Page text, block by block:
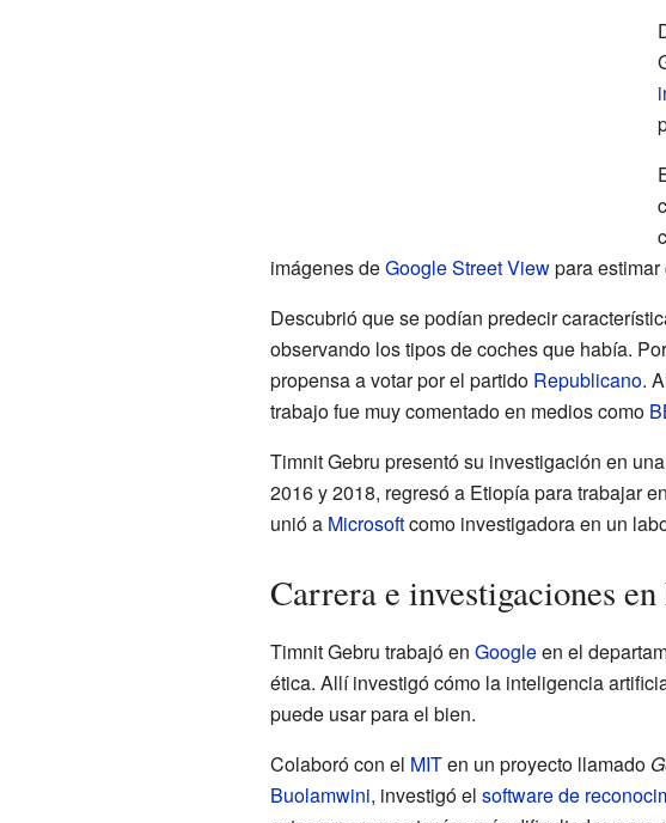
imágenes deGoogle Street Viewpara estimar
Descubrió que se podían predecir
observando los tipos de coches que había.
propensa a votar por el partido Republicano.
trabajo fue muy comentado en medios como
Timnit Gebru presentó su investigación en
2016 y 2018, regresó a Etiopía para trabajar
unió a Microsoftcomo investigadora en un
Carrera e investigaciones
Timnit Gebru trabajó en Googleen el
ética. Allí investigó cómo la inteligencia
puede usar para el bien.
Colaboró con el MITen un proyecto llamado
Buolamwini, investigó el software de